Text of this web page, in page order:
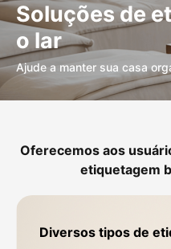
Soluções de
o lar
Ajude a manter sua casa
Oferecemos aos
etiquetagem
Diversos tipos de